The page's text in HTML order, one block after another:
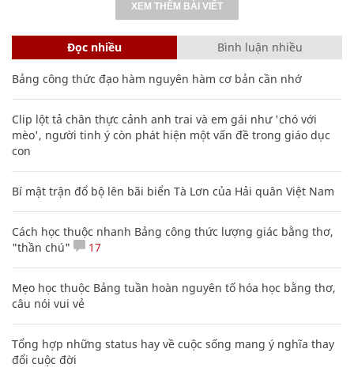
XEM THÊM BÀI VIẾT
Đọc nhiều Bình luận nhiều
Bảng công thức đạo hàm nguyên hàm cơ bản cần nhớ
Clip lột tả chân thực cảnh anh trai và em gái như 'chó với
mèo', người tinh ý còn phát hiện một vấn đề trong giáo dục
con
Bí mật trận đổ bộ lên bãi biển Tà Lơn của Hải quân Việt Nam
Cách học thuộc nhanh Bảng công thức lượng giác bằng thơ,
"thần chú"
17
Mẹo học thuộc Bảng tuần hoàn nguyên tố hóa học bằng thơ,
câu nói vui vẻ
Tổng hợp những status hay về cuộc sống mang ý nghĩa thay
đổi cuộc đời